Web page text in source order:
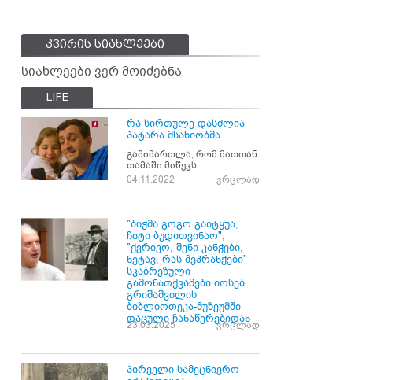
კვირის სიახლეები
სიახლეები ვერ მოიძებნა
LIFE
რა სირთულე დასძლია
პატარა მსახიობმა
გამიმართლა, რომ მათთან
თამაში მიწევს...
04.11.2022
ვრცლად
"ბიჭმა გოგო გაიტყუა,
ჩიტი ბუდითვინაო",
"ქვრივო, შენი კანჭები,
ნეტავ, რას მეპრანჭები" -
სკაბრეზული
გამონათქვამები იოსებ
გრიშაშვილის
ბიბლიოთეკა-მუზეუმში
დაცული ჩანაწერებიდან
23.03.2025 ვრცლად
პირველი სამეცნიერო